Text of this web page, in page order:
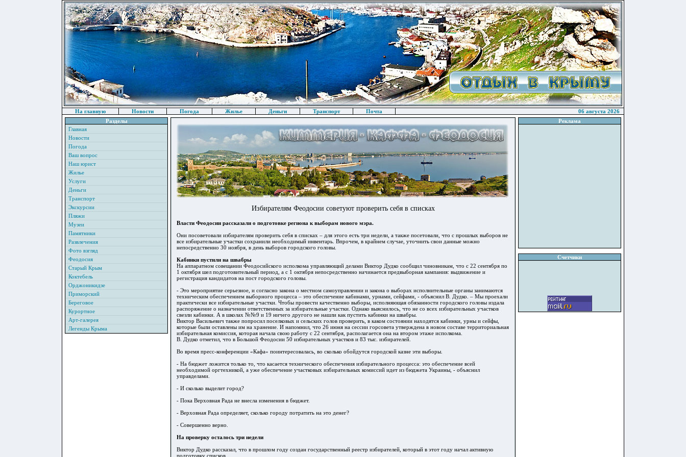
На главную Новости Погода Жилье Деньги Транспорт Почта
06 августа 2026
Разделы
Главная
Новости
Погода
Ваш вопрос
Наш юрист
Жилье
Услуги
Деньги
Транспорт
Экскурсии
Пляжи
Музеи
Памятники
Развлечения
Фото взгляд
Феодосия
Старый Крым
Коктебель
Орджоникидзе
Приморский
Береговое
Курортное
Арт-галерея
Легенды Крыма
Избирателям Феодосии советуют проверить себя в списках
Власти Феодосии рассказали о подготовке региона к выборам нового мэра.
Они посоветовали избирателям проверить себя в списках – для этого есть три недели, а также посетовали, что с прошлых выборов не
все избирательные участки сохранили необходимый инвентарь. Впрочем, в крайнем случае, уточнить свои данные можно
непосредственно 30 ноября, в день выборов городского головы.
Кабинки пустили на швабры
На аппаратном совещании Феодосийского исполкома управляющий делами Виктор Дудко сообщил чиновникам, что с 22 сентября по
1 октября шел подготовительный период, а с 1 октября непосредственно начинается предвыборная кампания: выдвижение и
регистрация кандидатов на пост городского головы.
- Это мероприятие серьезное, и согласно закона о местном самоуправлении и закона о выборах исполнительные органы занимаются
техническим обеспечением выборного процесса – это обеспечение кабинами, урнами, сейфами, - объяснил В. Дудко. – Мы проехали
практически все избирательные участки. Чтобы провести качественно выборы, исполняющая обязанности городского головы издала
распоряжение о назначении ответственных за избирательные участки. Однако выяснилось, что не со всех избирательных участков
свезли кабинки. А в школах №№9 и 19 ничего другого не нашли как пустить кабинки на швабры.
Виктор Васильевич также попросил поселковых и сельских голов проверить, в каком состоянии находятся кабинки, урны и сейфы,
которые были оставлены им на хранение. И напомнил, что 26 июня на сессии горсовета утверждена в новом составе территориальная
избирательная комиссия, которая начала свою работу с 22 сентября, располагается она на втором этаже исполкома.
В. Дудко отметил, что в Большой Феодосии 50 избирательных участков и 83 тыс. избирателей.
Во время пресс-конференции «Кафа» поинтересовалась, во сколько обойдутся городской казне эти выборы.
- На бюджет ложится только то, что касается технического обеспечения избирательного процесса: это обеспечение всей
необходимой оргтехникой, а уже обеспечение участковых избирательных комиссий идет из бюджета Украины, - объяснил
управделами.
- И сколько выделит город?
- Пока Верховная Рада не внесла изменения в бюджет.
- Верховная Рада определяет, сколько городу потратить на это денег?
- Совершенно верно.
На проверку осталось три недели
Виктор Дудко рассказал, что в прошлом году создан государственный реестр избирателей, который в этот году начал активную
подготовку списков.
Реклама
Счетчики